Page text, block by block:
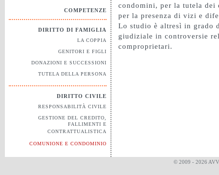
COMPETENZE
DIRITTO DI FAMIGLIA
LA COPPIA
GENITORI E FIGLI
DONAZIONI E SUCCESSIONI
TUTELA DELLA PERSONA
DIRITTO CIVILE
RESPONSABILITÀ CIVILE
GESTIONE DEL CREDITO,
FALLIMENTI E
CONTRATTUALISTICA
COMUNIONE E CONDOMINIO
condomini, per la tutela
per la presenza di vizi e
Lo studio è altresì in grado
giudiziale in controversie
comproprietari.
© 2009 - 2026